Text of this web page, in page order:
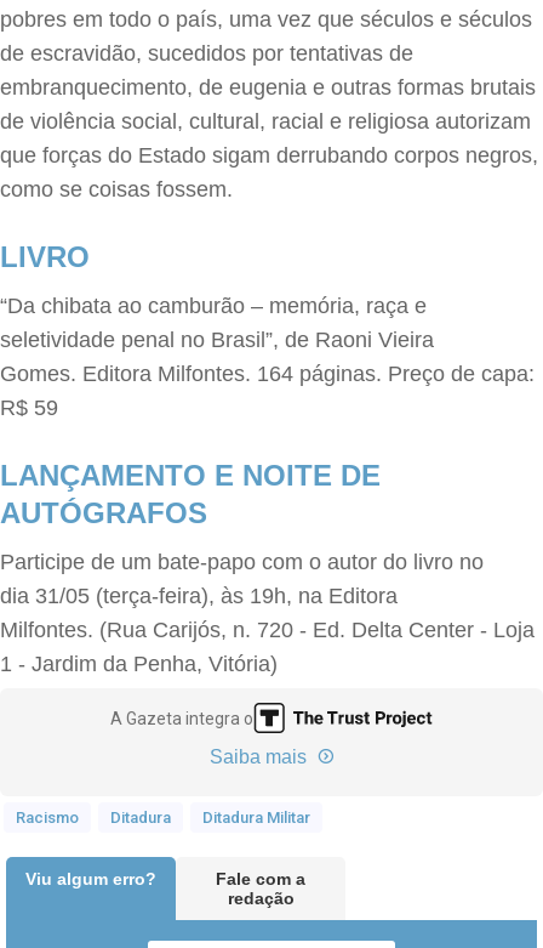
pobres em todo o país, uma vez que séculos e séculos
de escravidão, sucedidos por tentativas de
embranquecimento, de eugenia e outras formas brutais
de violência social, cultural, racial e religiosa autorizam
que forças do Estado sigam derrubando corpos negros,
como se coisas fossem.
LIVRO
“Da chibata ao camburão – memória, raça e
seletividade penal no Brasil”, de Raoni Vieira
Gomes. Editora Milfontes. 164 páginas. Preço de capa:
R$ 59
LANÇAMENTO E NOITE DE
AUTÓGRAFOS
Participe de um bate-papo com o autor do livro no
dia 31/05 (terça-feira), às 19h, na Editora
Milfontes. (Rua Carijós, n. 720 - Ed. Delta Center - Loja
1 - Jardim da Penha, Vitória)
A Gazeta integra o
Saiba mais
Racismo Ditadura Ditadura Militar
Viu algum erro?
Fale com a
redação